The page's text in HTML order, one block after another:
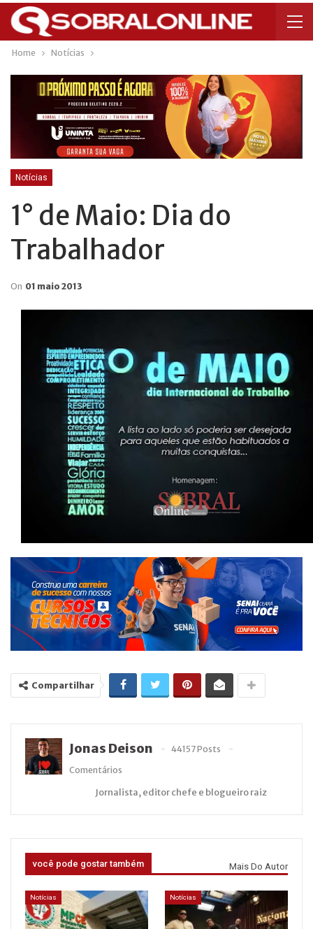
Home Notícias
Notícias
1° de Maio: Dia do
Trabalhador
On 01 maio 2013
Compartilhar
Jonas Deison
44157 Posts
Comentários
Jornalista, editor chefe e blogueiro raiz
você pode gostar também Mais Do Autor
Notícias Notícias